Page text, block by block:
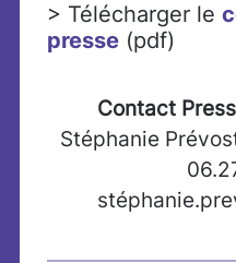
> Télécharger le
presse (pdf)
Contact
Stéphanie
sté